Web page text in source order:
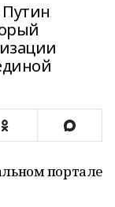
портале